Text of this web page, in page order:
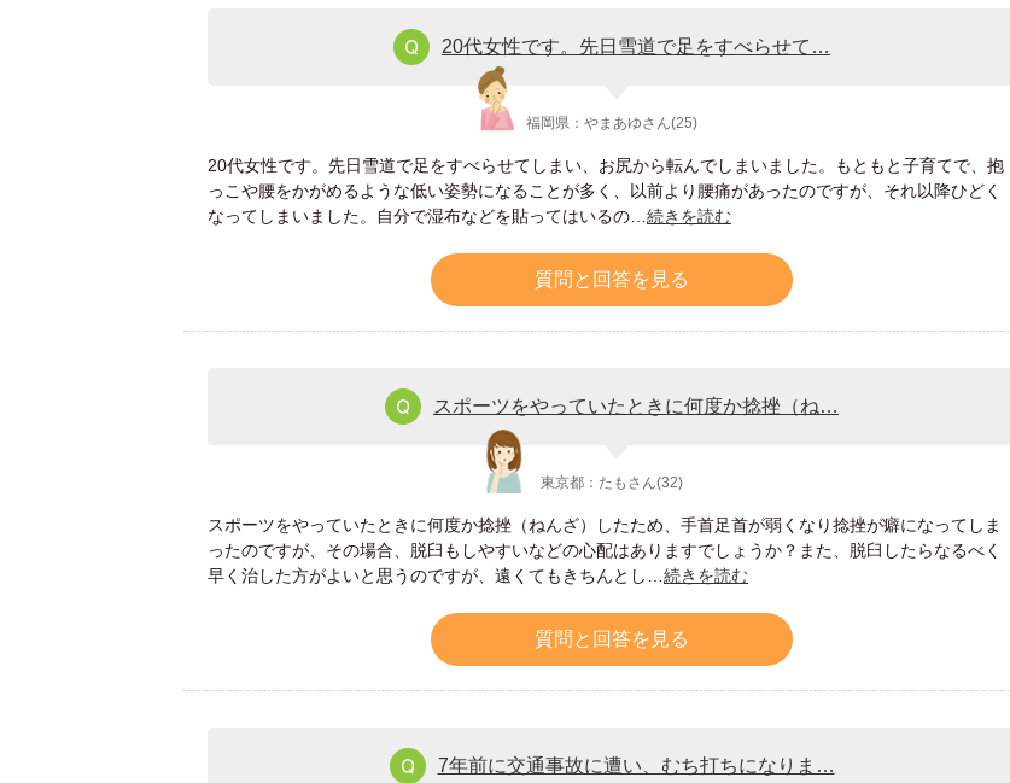
20代女性です。先日雪道で足をすべらせて…
福岡県：やまあゆさん(25)
20代女性です。先日雪道で足をすべらせてしまい、お尻から転んでしまいました。もともと子育てで、抱
っこや腰をかがめるような低い姿勢になることが多く、以前より腰痛があったのですが、それ以降ひどく
なってしまいました。自分で湿布などを貼ってはいるの…続きを読む
質問と回答を見る
スポーツをやっていたときに何度か捻挫（ね…
東京都：たもさん(32)
スポーツをやっていたときに何度か捻挫（ねんざ）したため、手首足首が弱くなり捻挫が癖になってしま
ったのですが、その場合、脱臼もしやすいなどの心配はありますでしょうか？また、脱臼したらなるべく
早く治した方がよいと思うのですが、遠くてもきちんとし…続きを読む
質問と回答を見る
7年前に交通事故に遭い、むち打ちになりま…